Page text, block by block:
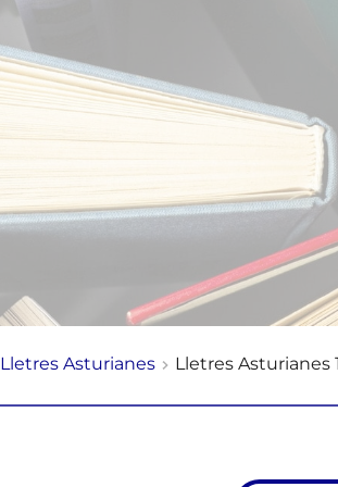
Lletres Asturianes Lletres Asturianes